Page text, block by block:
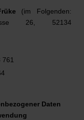
(im Folgenden:
26, 52134
Daten